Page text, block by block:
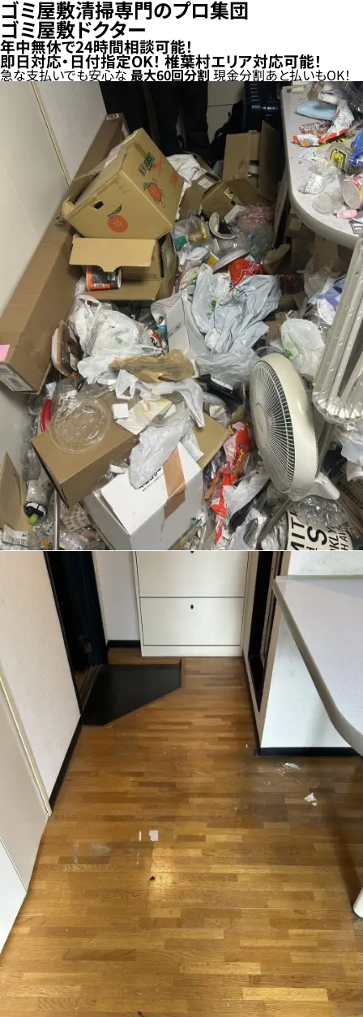
ゴミ屋敷清掃専門のプロ集団
ゴミ屋敷ドクター
年中無休で24時間相談可能！
即日対応・日付指定OK！ 椎葉村エリア対応可能！
急な支払いでも安心な最大60回分割 現金分割あと払いもOK！